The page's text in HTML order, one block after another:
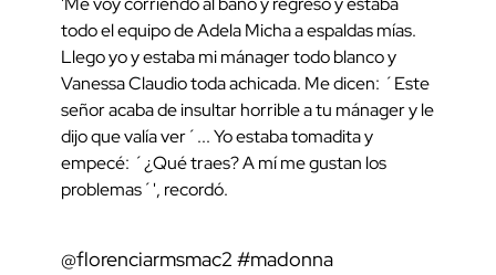
todo el equipo de Adela Micha a espaldas mías.
Llego yo y estaba mi mánager todo blanco y
Vanessa Claudio toda achicada. Me dicen: ´Este
señor acaba de insultar horrible a tu mánager y le
dijo que valía ver´... Yo estaba tomadita y
empecé: ´¿Qué traes? A mí me gustan los
problemas´', recordó.
@florenciarmsmac2 #madonna